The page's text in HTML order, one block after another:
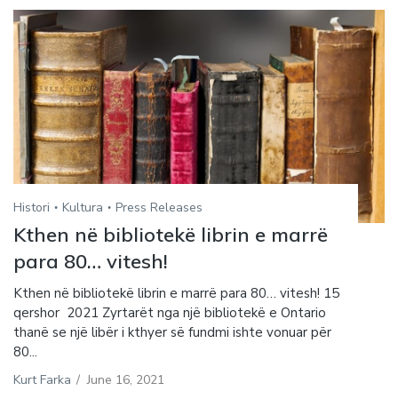
Histori Kultura Press Releases
Kthen në bibliotekë librin e marrë
para 80… vitesh!
Kthen në bibliotekë librin e marrë para 80… vitesh! 15
qershor 2021 Zyrtarët nga një bibliotekë e Ontario
thanë se një libër i kthyer së fundmi ishte vonuar për
80...
Kurt Farka / June 16, 2021